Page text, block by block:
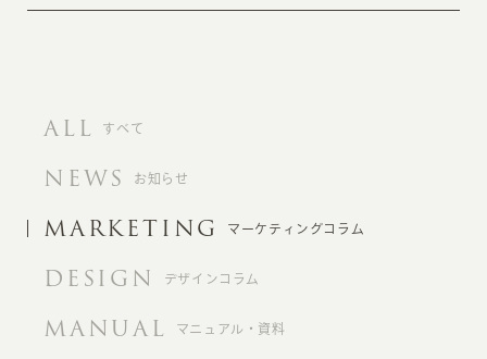
ALL すべて
NEWS お知らせ
MARKETING マーケティングコラム
DESIGN デザインコラム
MANUAL マニュアル・資料